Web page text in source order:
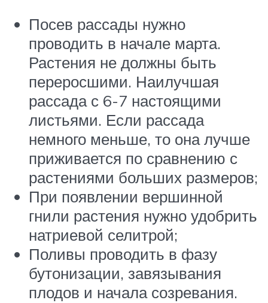
Посев рассады нужно
проводить в начале марта.
Растения не должны быть
переросшими. Наилучшая
рассада с 6-7 настоящими
листьями. Если рассада
немного меньше, то она лучше
приживается по сравнению с
растениями больших размеров;
При появлении вершинной
гнили растения нужно удобрить
натриевой селитрой;
Поливы проводить в фазу
бутонизации, завязывания
плодов и начала созревания.